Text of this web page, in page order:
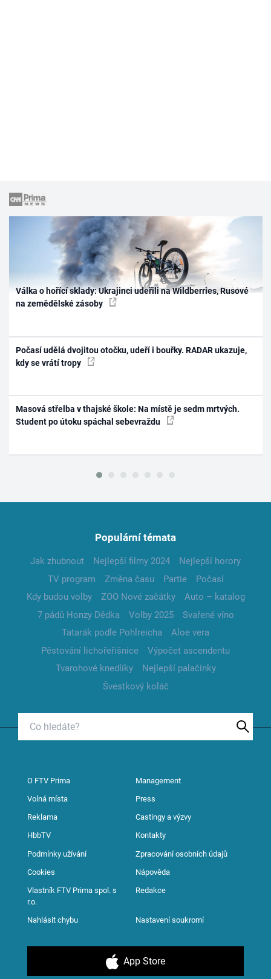
Válka o hořící sklady: Ukrajinci udeřili na Wildberries, Rusové
na zemědělské zásoby
Počasí udělá dvojitou otočku, udeří i bouřky. RADAR ukazuje,
kdy se vrátí tropy
Masová střelba v thajské škole: Na místě je sedm mrtvých.
Student po útoku spáchal sebevraždu
Populární témata
Jak zhubnout Nejlepší filmy 2024
Nejlepší horory
TV program
Změna času Partie
Počasí
Kdy budou volby
ZOO Nové začátky
Auto – katalog
7 pádů Honzy Dědka
Volby 2025
Svařené víno
Tatarák podle Pohlreicha
Aloe vera
Pěstování lichořeřišnice
Výpočet ascendentu
Tvarohové knedlíky
Nejlepší palačinky
Švestkový koláč
O FTV Prima Management
Volná místa Press
Reklama Castingy a výzvy
HbbTV Kontakty
Podmínky užívání Zpracování osobních údajů
Cookies Nápověda
Vlastník FTV Prima spol. s
r.o.
Redakce
Nahlásit chybu Nastavení soukromí
App Store